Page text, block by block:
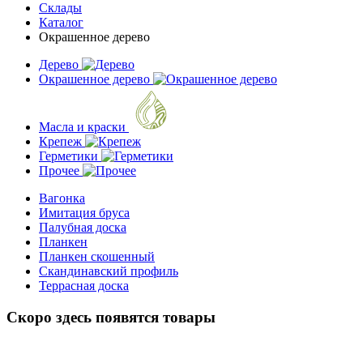
Склады
Каталог
Окрашенное дерево
Дерево
Окрашенное дерево
Масла и краски
Крепеж
Герметики
Прочее
Вагонка
Имитация бруса
Палубная доска
Планкен
Планкен скошенный
Скандинавский профиль
Террасная доска
Скоро здесь появятся товары